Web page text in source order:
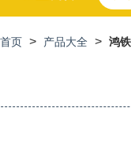
首页 > 产品大全 > 鸿